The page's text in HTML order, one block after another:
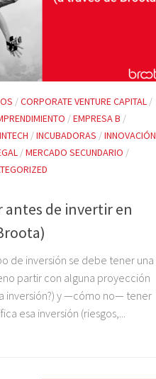
/CORPORATE VENTURE CAPITAL /
/EMPRESA B /
/INCUBADORAS /INNOVACIÓN
/MERCADO SECUNDARIO /
antes de invertir en
de inversión se debe tener una
partir con alguna proyección
inversión?) y —cómo no— tener
esa inversión (riesgos,...